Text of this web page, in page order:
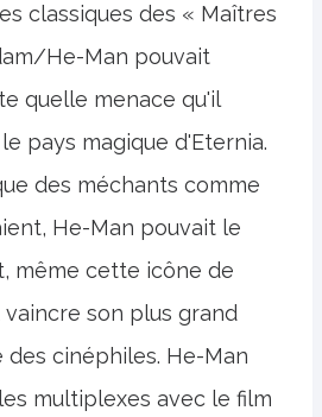
classiques des « Maîtres
He-Man pouvait
quelle menace qu'il
pays magique d'Eternia.
des méchants comme
He-Man pouvait le
même cette icône de
vaincre son plus grand
des cinéphiles. He-Man
multiplexes avec le film